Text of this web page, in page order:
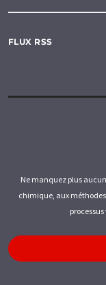
FLUX RSS
Ne manquez plus
chimique, aux